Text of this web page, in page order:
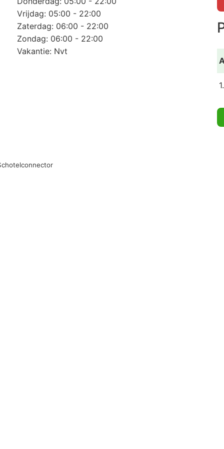
Vrijdag: 05:00 - 22:00
Zaterdag: 06:00 - 22:00
Zondag: 06:00 - 22:00
Vakantie: Nvt